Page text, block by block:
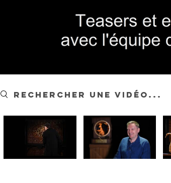
Search videos